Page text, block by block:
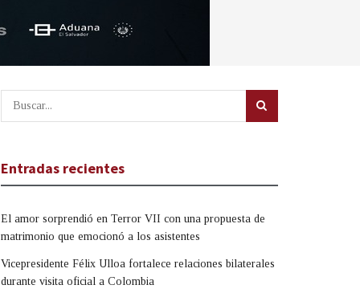
Entradas recientes
El amor sorprendió en Terror VII con una propuesta de
matrimonio que emocionó a los asistentes
Vicepresidente Félix Ulloa fortalece relaciones bilaterales
durante visita oficial a Colombia